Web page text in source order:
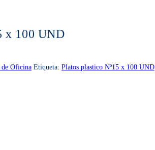
x 100 UND
Oficina Etiqueta: Platos plastico Nº15 x 100 UND